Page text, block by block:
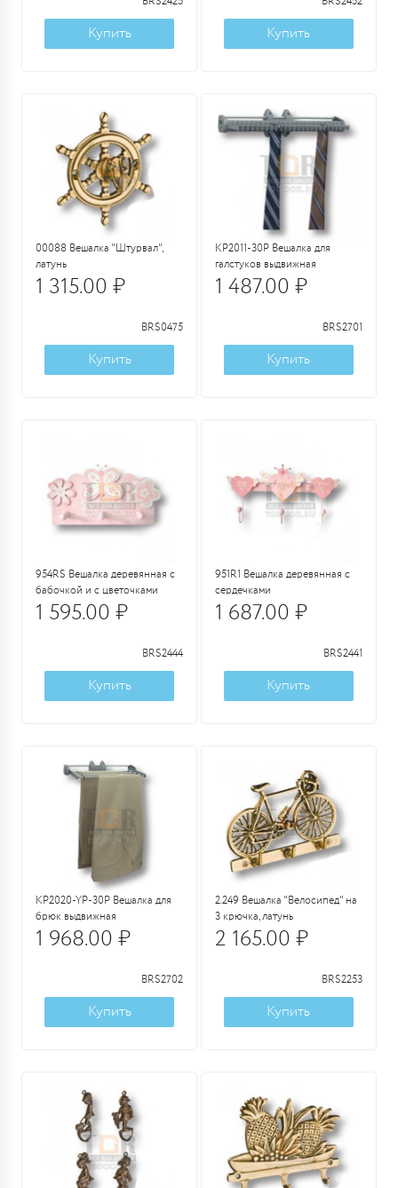
Купить Купить
00088 Вешалка "Штурвал",
латунь
1 315.00 ₽
BRS0475
Купить
KP2011-30P Вешалка для
галстуков выдвижная
1 487.00 ₽
BRS2701
Купить
954RS Вешалка деревянная с
бабочкой и с цветочками
1 595.00 ₽
BRS2444
Купить
951R1 Вешалка деревянная с
сердечками
1 687.00 ₽
BRS2441
Купить
KP2020-YP-30P Вешалка для
брюк выдвижная
1 968.00 ₽
BRS2702
Купить
2.249 Вешалка "Велосипед" на
3 крючка, латунь
2 165.00 ₽
BRS2253
Купить